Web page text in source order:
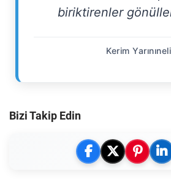
biriktirenler
Kerim Yarınıneli
Bizi Takip Edin